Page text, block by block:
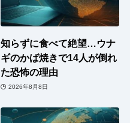
知らずに食べて絶望…ウナ
ギのかば焼きで14人が倒れ
た恐怖の理由
2026年8月8日